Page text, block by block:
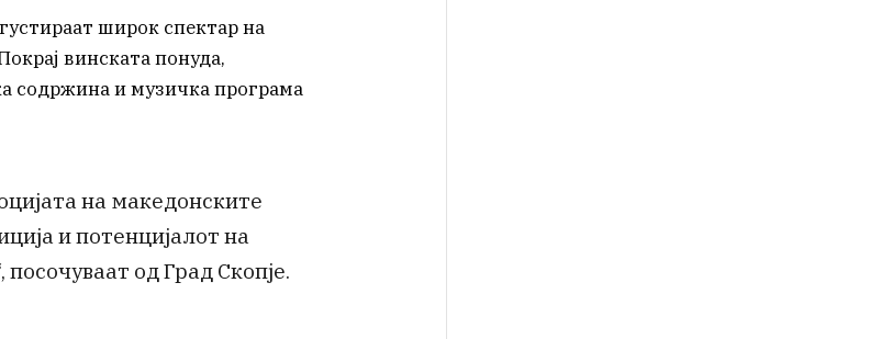
широк спектар на
винската понуда,
содржина и музичка програма
на македонските
и потенцијалот на
посочуваат од Град Скопје.